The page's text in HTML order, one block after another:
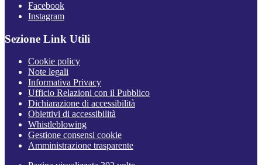
Facebook
Instagram
Sezione Link Utili
Cookie policy
Note legali
Informativa Privacy
Ufficio Relazioni con il Pubblico
Dichiarazione di accessibilità
Obiettivi di accessibilità
Whistleblowing
Gestione consensi cookie
Amministrazione trasparente